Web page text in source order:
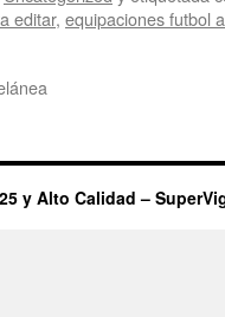
editar, equipaciones futbol
y Alto Calidad –